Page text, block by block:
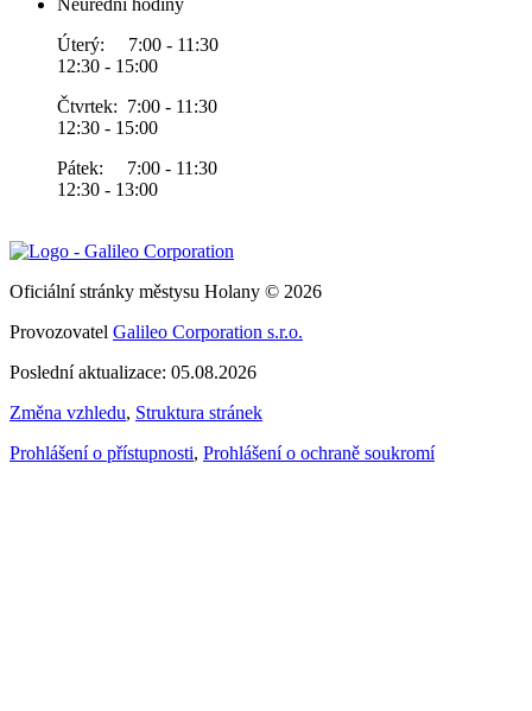
Úterý: 7:00 - 11:30
12:30 - 15:00
Čtvrtek: 7:00 - 11:30
12:30 - 15:00
Pátek: 7:00 - 11:30
12:30 - 13:00
Oficiální stránky městysu Holany © 2026
Provozovatel Galileo Corporation s.r.o.
Poslední aktualizace: 05.08.2026
Změna vzhledu, Struktura stránek
Prohlášení o přístupnosti, Prohlášení o ochraně soukromí